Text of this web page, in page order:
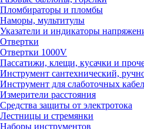
Пломбираторы и пломбы
Наморы, мультитулы
Указатели и индикаторы
Отвертки
Отвертки 1000V
Пассатижи, клещи, кусачки и
Инструмент сантехнический,
Инструмент для слаботочных
Измерители расстояния
Средства защиты от электротока
Лестницы и стремянки
Наборы инструментов